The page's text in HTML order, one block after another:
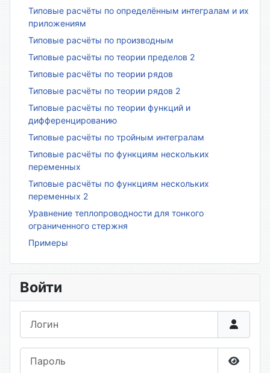
Типовые расчёты по определённым интегралам и их
приложениям
Типовые расчёты по производным
Типовые расчёты по теории пределов 2
Типовые расчёты по теории рядов
Типовые расчёты по теории рядов 2
Типовые расчёты по теории функций и
дифференцированию
Типовые расчёты по тройным интегралам
Типовые расчёты по функциям нескольких
переменных
Типовые расчёты по функциям нескольких
переменных 2
Уравнение теплопроводности для тонкого
ограниченного стержня
Примеры
Войти